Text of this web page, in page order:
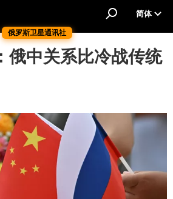
俄罗斯卫星通讯社
简体
俄中关系比冷战传统